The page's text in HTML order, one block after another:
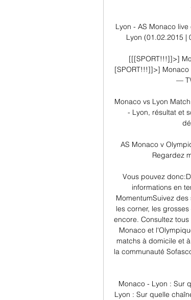
Lyon - AS Monaco
Lyon (01.02.2015 |
[[[SPORT!!!]]>]
[SPORT!!!]]>] Monaco
—
Monaco vs Lyon
- Lyon, résultat et
AS Monaco v
Regardez
Vous pouvez
informations en
MomentumSuivez
les corner, les
encore. Consultez
Monaco et
matchs à domicile et
la communauté
Monaco - Lyon : Sur
Lyon : Sur quelle